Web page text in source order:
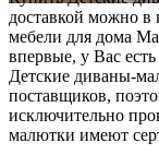
доставкой можно в
мебели для дома
впервые, у Вас
Детские диваны-
поставщиков,
исключительно
малютки имеют